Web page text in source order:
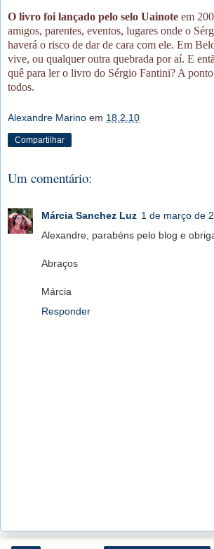
O livro foi lançado pelo selo Uainote em
amigos, parentes, eventos, lugares onde o
haverá o risco de dar de cara com ele. Em
vive, ou qualquer outra quebrada por aí. E
quê para ler o livro do Sérgio Fantini? A
todos.
Alexandre Marino em 18.2.10
Compartilhar
Um comentário:
Márcia Sanchez Luz 1 de março de
Alexandre, parabéns pelo blog e
Abraços
Márcia
Responder